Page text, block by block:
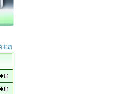
主題